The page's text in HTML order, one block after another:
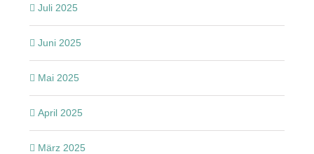
Juli 2025
Juni 2025
Mai 2025
April 2025
März 2025